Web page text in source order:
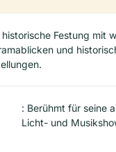
historische Festung mit
und
: Berühmt für seine
Licht- und